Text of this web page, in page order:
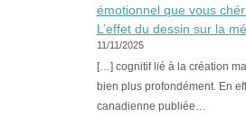
émotionnel que vous
L’effet du dessin sur la
11/11/2025
[…] cognitif lié à la création
bien plus profondément. En
canadienne publiée…